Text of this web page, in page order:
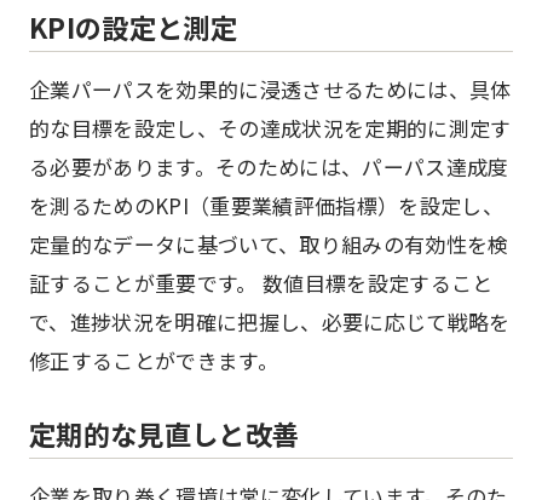
KPIの設定と測定
企業パーパスを効果的に浸透させるためには、具体
的な目標を設定し、その達成状況を定期的に測定す
る必要があります。そのためには、パーパス達成度
を測るためのKPI（重要業績評価指標）を設定し、
定量的なデータに基づいて、取り組みの有効性を検
証することが重要です。 数値目標を設定すること
で、進捗状況を明確に把握し、必要に応じて戦略を
修正することができます。
定期的な見直しと改善